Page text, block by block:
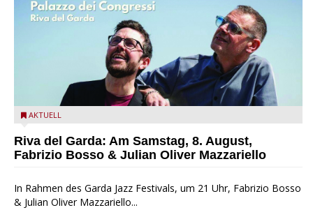
Fabrizio Bosso & Julian Oliver Mazzariello zu Gast beim Garda
AKTUELL
Riva del Garda: Am Samstag, 8. August,
Fabrizio Bosso & Julian Oliver Mazzariello
In Rahmen des Garda Jazz Festivals, um 21 Uhr, Fabrizio Bosso
& Julian Oliver Mazzariello...